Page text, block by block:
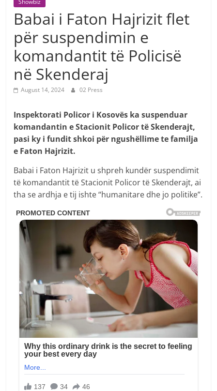
Babai i Faton Hajrizit flet
për suspendimin e
komandantit të Policisë
në Skenderaj
August 14, 2024 02 Press
Inspektorati Policor i Kosovës ka suspenduar
komandantin e Stacionit Policor të Skenderajt,
pasi ky i fundit shkoi për ngushëllime te familja
e Faton Hajrizit.
Babai i Faton Hajrizit u shpreh kundër suspendimit
të komandantit të Stacionit Policor të Skenderajt, ai
tha se ardhja e tij ishte “humanitare dhe jo politike”.